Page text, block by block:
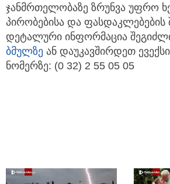
ჯანმრთელობაზე ზრუნვა უფრო
პირობებისა და ფასდაკლებების
დეტალური ინფორმაცია
ბმულზე ან დაუკავშირდეთ
ნომერზე: (0 32) 2 55 05 05